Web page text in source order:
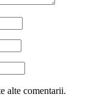
alte comentarii.